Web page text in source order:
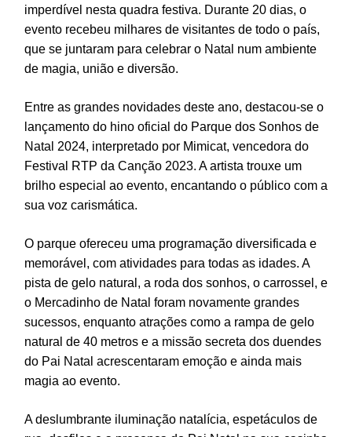
imperdível nesta quadra festiva. Durante 20 dias, o
evento recebeu milhares de visitantes de todo o país,
que se juntaram para celebrar o Natal num ambiente
de magia, união e diversão.
Entre as grandes novidades deste ano, destacou-se o
lançamento do hino oficial do Parque dos Sonhos de
Natal 2024, interpretado por Mimicat, vencedora do
Festival RTP da Canção 2023. A artista trouxe um
brilho especial ao evento, encantando o público com a
sua voz carismática.
O parque ofereceu uma programação diversificada e
memorável, com atividades para todas as idades. A
pista de gelo natural, a roda dos sonhos, o carrossel, e
o Mercadinho de Natal foram novamente grandes
sucessos, enquanto atrações como a rampa de gelo
natural de 40 metros e a missão secreta dos duendes
do Pai Natal acrescentaram emoção e ainda mais
magia ao evento.
A deslumbrante iluminação natalícia, espetáculos de